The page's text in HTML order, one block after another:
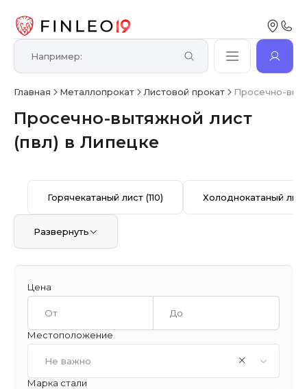
Главная Металлопрокат Листовой прокат Просечно-
Просечно-вытяжной лист
(пвл) в Липецке
Горячекатаный лист(110) Холоднокатаный
Развернуть
Цена
Местоположение
Не важно
Марка стали